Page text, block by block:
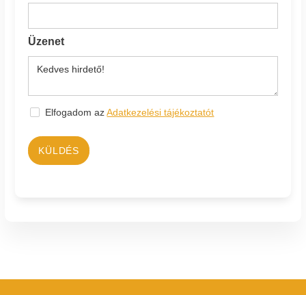
Üzenet
Elfogadom azAdatkezelési tájékoztatót
KÜLDÉS